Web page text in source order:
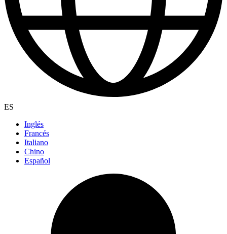
ES
Inglés
Francés
Italiano
Chino
Español